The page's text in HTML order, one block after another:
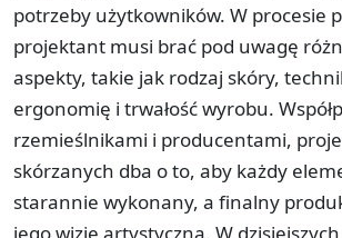
potrzeby użytkowników. W procesie
projektant musi brać pod uwagę
aspekty, takie jak rodzaj skóry,
ergonomię i trwałość wyrobu.
rzemieślnikami i producentami,
skórzanych dba o to, aby każdy
starannie wykonany, a finalny
jego wizję artystyczną. W